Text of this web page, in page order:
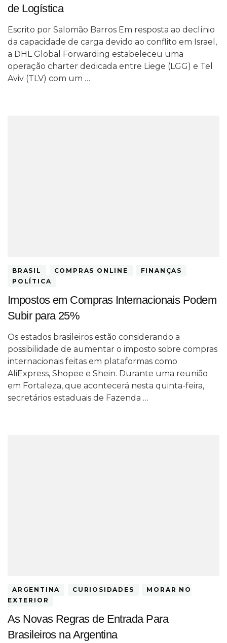
de Logística
Escrito por Salomão Barros Em resposta ao declínio
da capacidade de carga devido ao conflito em Israel,
a DHL Global Forwarding estabeleceu uma
operação charter dedicada entre Liege (LGG) e Tel
Aviv (TLV) com um …
BRASIL COMPRAS ONLINE
FINANÇAS
POLÍTICA
Impostos em Compras Internacionais Podem
Subir para 25%
Os estados brasileiros estão considerando a
possibilidade de aumentar o imposto sobre compras
internacionais feitas em plataformas como
AliExpress, Shopee e Shein. Durante uma reunião
em Fortaleza, que acontecerá nesta quinta-feira,
secretários estaduais de Fazenda …
ARGENTINA CURIOSIDADES
MORAR NO
EXTERIOR
As Novas Regras de Entrada Para
Brasileiros na Argentina